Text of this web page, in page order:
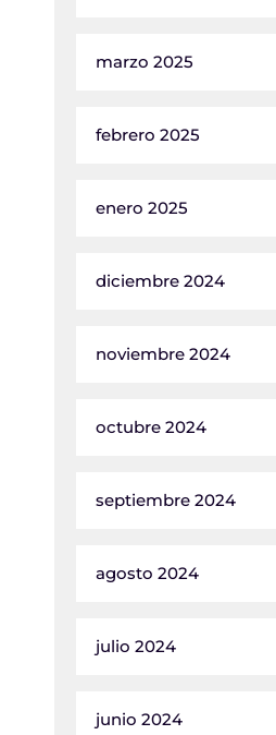
marzo 2025
febrero 2025
enero 2025
diciembre 2024
noviembre 2024
octubre 2024
septiembre 2024
agosto 2024
julio 2024
junio 2024